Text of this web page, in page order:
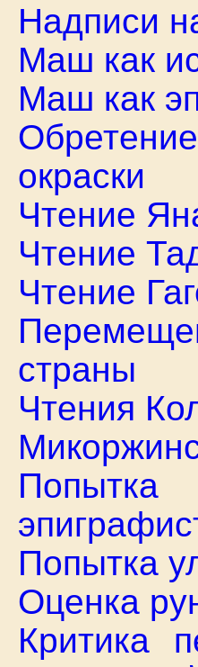
Надписи
Маш как
Маш как
окраски
Чтение
Чтение
Чтение
страны
Чтения
Попытка
Оценка
Критика